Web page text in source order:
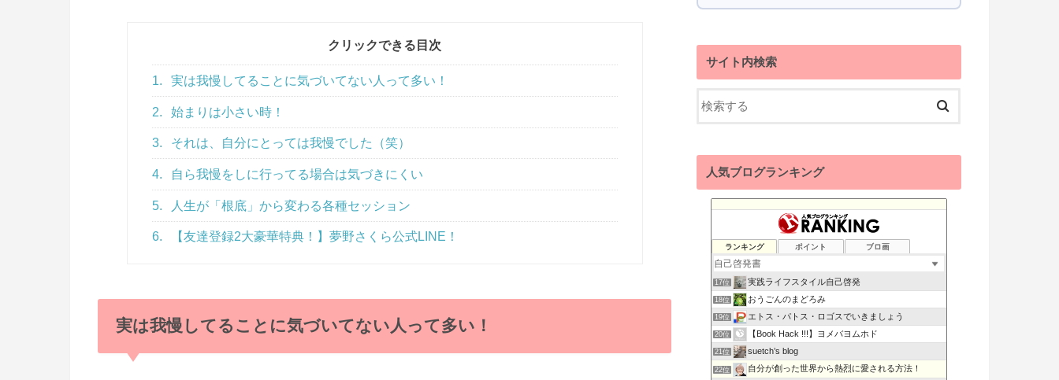
クリックできる目次
1. 実は我慢してることに気づいてない人って多い！
2. 始まりは小さい時！
3. それは、自分にとっては我慢でした（笑）
4. 自ら我慢をしに行ってる場合は気づきにくい
5. 人生が「根底」から変わる各種セッション
6. 【友達登録2大豪華特典！】夢野さくら公式LINE！
実は我慢してることに気づいてない人って多い！
サイト内検索
人気ブログランキング
ランキング ポイント ブロ画
15位 書評 ビジネスマンが好きそうな本を偉そうに語る…
16位 こんな日本が嫌い
17位 実践ライフスタイル自己啓発
18位 おうごんのまどろみ
19位 エトス・パトス・ロゴスでいきましょう
20位 【Book Hack !!!】ヨメバヨムホド
21位 suetch’s blog
22位 自分が創った世界から熱烈に愛される方法！